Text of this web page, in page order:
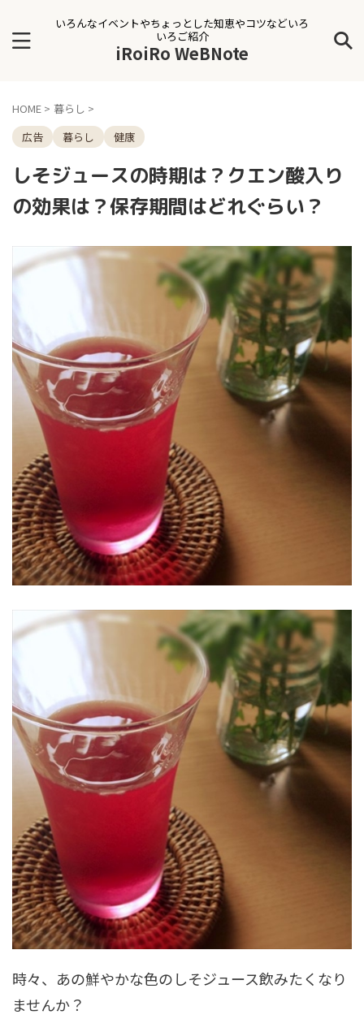
いろんなイベントやちょっとした知恵やコツなどいろ
いろご紹介
iRoiRo WeBNote
HOME > 暮らし >
広告
暮らし 健康
しそジュースの時期は？クエン酸入り
の効果は？保存期間はどれぐらい？
時々、あの鮮やかな色のしそジュース飲みたくなり
ませんか？